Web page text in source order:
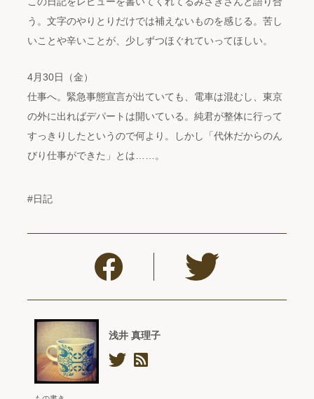
う。文字のやりとりだけでは補えないものを感じる。苦し
いことや辛いことが、少しずつほぐれていってほしい。
4月30日（金）
仕事へ。緊急事態宣言が出ていても、電車は混むし、東京
の外に出ればデパートは開いている。純君が整体に行って
すっきりしたというので何より。しかし「代休だからのん
びり仕事ができた」とは……。
#日記
浅井 真理子